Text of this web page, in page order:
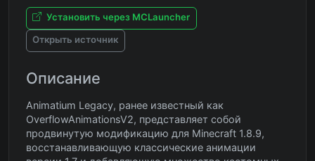
Установить через MCLauncher
Открыть источник
Описание
Animatium Legacy, ранее известный как
OverflowAnimationsV2, представляет собой
продвинутую модификацию для Minecraft 1.8.9,
восстанавливающую классические анимации